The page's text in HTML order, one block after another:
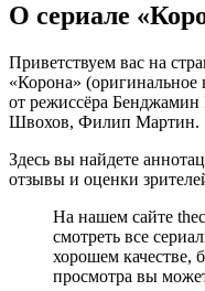
О сериале
Приветствуем вас на
«Корона» (оригинальное
от режиссёра
Швохов, Филип Мартин.
Здесь вы найдете
отзывы и оценки
На нашем сайте
смотреть все
хорошем качестве,
просмотра вы